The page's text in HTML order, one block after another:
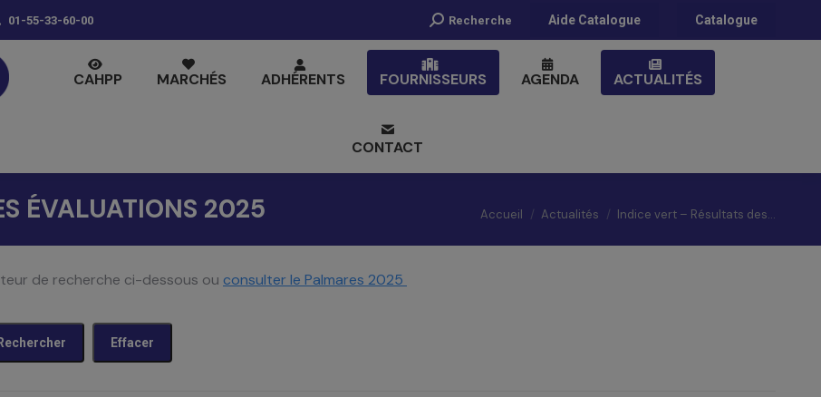
01-55-33-60-00
Recherche
Recherche Aide Catalogue Catalogue
CAHPP MARCHÉS ADHÉRENTS FOURNISSEURS AGENDA ACTUALITÉS
CONTACT
ÉVALUATIONS 2025 Vous êtes ici :
Accueil Actualités Indice vert – Résultats des…
de recherche ci-dessous ou consulter le Palmares 2025